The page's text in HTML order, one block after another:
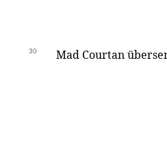
30 Mad Courtan